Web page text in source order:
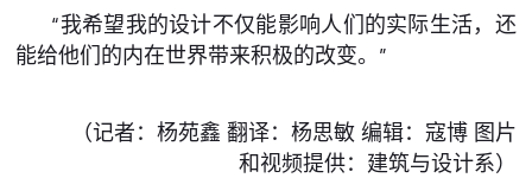
“我希望我的设计不仅能影响人们的实际生活，还
能给他们的内在世界带来积极的改变。”
（记者：杨苑鑫 翻译：杨思敏 编辑：寇博 图片
和视频提供：建筑与设计系）